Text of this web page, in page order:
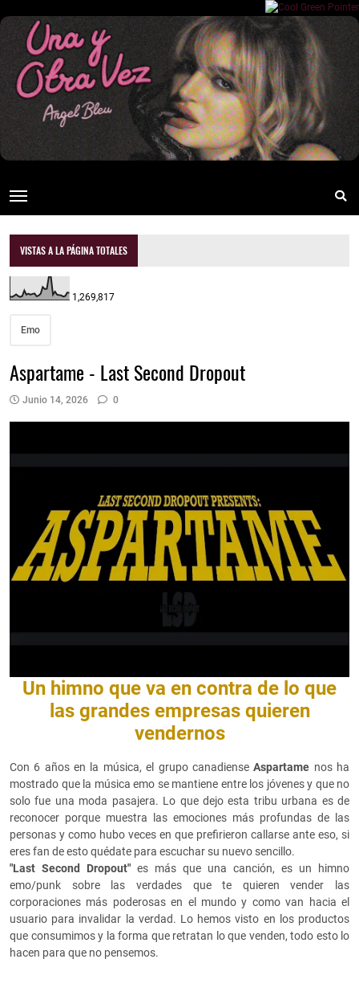
VISTAS A LA PÁGINA TOTALES
1,269,817
Emo
Aspartame - Last Second Dropout
Junio 14, 2026 0
Un himno que va en contra de lo que
las grandes empresas quieren
vendernos
Con 6 años en la música, el grupo canadienseAspartame nos ha
mostrado que la música emo se mantiene entre los jóvenes y que no
solo fue una moda pasajera. Lo que dejo esta tribu urbana es de
reconocer porque muestra las emociones más profundas de las
personas y como hubo veces en que prefirieron callarse ante eso, si
eres fan de esto quédate para escuchar su nuevo sencillo.
"Last Second Dropout" es más que una canción, es un himno
emo/punk sobre las verdades que te quieren vender las
corporaciones más poderosas en el mundo y como van hacia el
usuario para invalidar la verdad. Lo hemos visto en los productos
que consumimos y la forma que retratan lo que venden, todo esto lo
hacen para que no pensemos.